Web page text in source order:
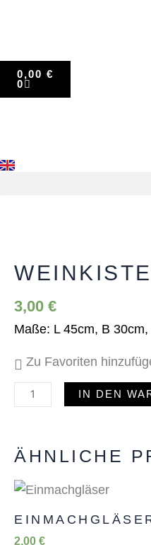
0,00 €
0
WEINKISTE
3,00 €
Maße: L 45cm, B
Zu Favoriten
IN DEN
ÄHNLICHE
2,00 €